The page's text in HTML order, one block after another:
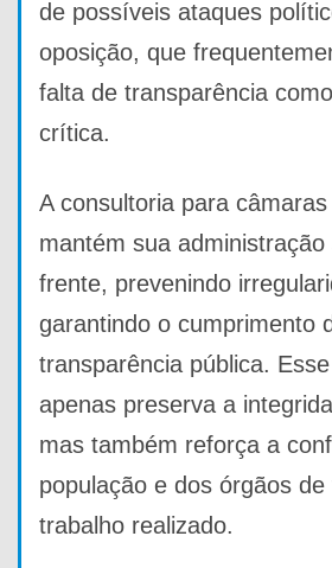
de possíveis ataques
oposição, que
falta de transparência
crítica.
A consultoria para
mantém sua
frente, prevenindo
garantindo o cumprimento
transparência pública.
apenas preserva a
mas também reforça a
população e dos órgãos
trabalho realizado.